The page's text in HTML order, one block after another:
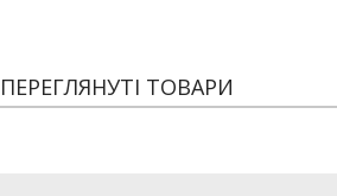
ПЕРЕГЛЯНУТІ ТОВАРИ